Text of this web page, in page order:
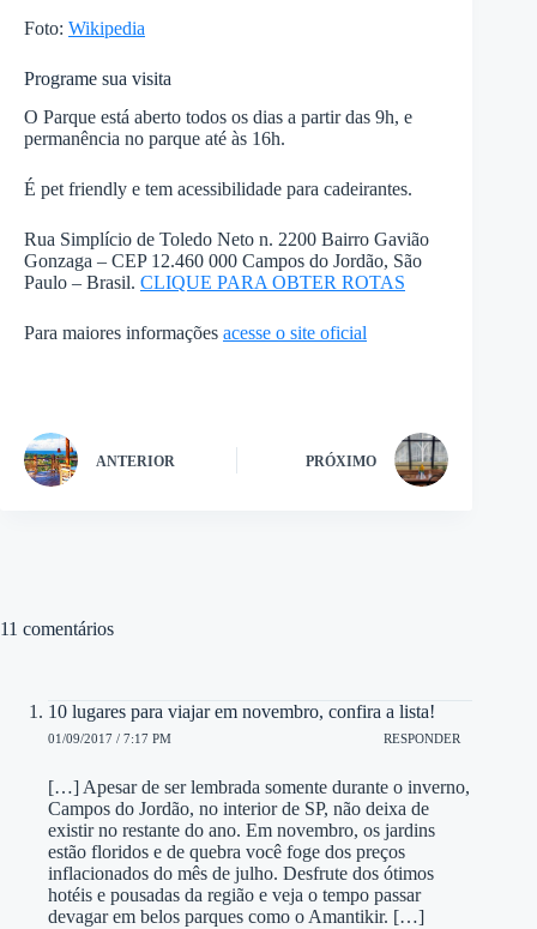
Foto: Wikipedia
Programe sua visita
O Parque está aberto todos os dias a partir das 9h, e
permanência no parque até às 16h.
É pet friendly e tem acessibilidade para cadeirantes.
Rua Simplício de Toledo Neto n. 2200 Bairro Gavião
Gonzaga – CEP 12.460 000 Campos do Jordão, São
Paulo – Brasil. CLIQUE PARA OBTER ROTAS
Para maiores informações acesse o site oficial
ANTERIOR PRÓXIMO
11 comentários
10 lugares para viajar em novembro, confira a lista!
01/09/2017 / 7:17 PM RESPONDER
[…] Apesar de ser lembrada somente durante o inverno,
Campos do Jordão, no interior de SP, não deixa de
existir no restante do ano. Em novembro, os jardins
estão floridos e de quebra você foge dos preços
inflacionados do mês de julho. Desfrute dos ótimos
hotéis e pousadas da região e veja o tempo passar
devagar em belos parques como o Amantikir. […]